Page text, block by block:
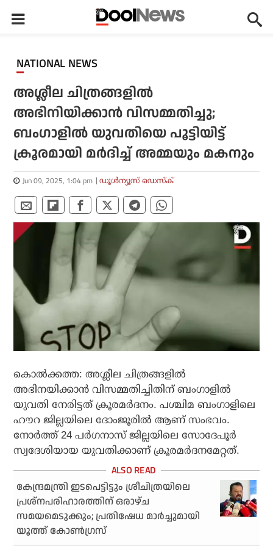
NATIONAL NEWS
അശ്ലീല ചിത്രങ്ങളില്‍
അഭിനിയിക്കാന്‍ വിസമ്മതിച്ചു;
ബംഗാളില്‍ യുവതിയെ പൂട്ടിയിട്ട്
ക്രൂരമായി മര്‍ദിച്ച് അമ്മയും മകനും
Jun 09, 2025, 1:04 pm ഡൂള്‍ന്യൂസ് ഡെസ്‌ക്
കൊല്ക്കത്ത: അശ്ലീല ചിത്രങ്ങളില്
അഭിനയിക്കാന് വിസമ്മതിച്ചിതിന് ബംഗാളില്
യുവതി നേരിട്ടത് ക്രൂരമര്ദനം. പശ്ചിമ ബംഗാളിലെ
ഹൗറ ജില്ലയിലെ ദോംജൂരില് ആണ് സംഭവം.
നോര്ത്ത് 24 പര്ഗനാസ് ജില്ലയിലെ സോദേപൂര്
സ്വദേശിയായ യുവതിക്കാണ് ക്രൂരമര്ദനമേറ്റത്.
കേന്ദ്രമന്ത്രി ഇടപെട്ടിട്ടും ശ്രീചിത്രയിലെ
പ്രശ്നപരിഹാരത്തിന് ഒരാഴ്ച
സമയമെടുക്കും; പ്രതിഷേധ മാര്‍ച്ചുമായി
യൂത്ത് കോണ്‍ഗ്രസ്